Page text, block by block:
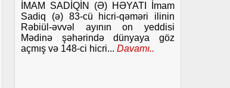
İMAM SADİQİN (Ə) HƏYATI İmam
Sadiq (ə) 83-cü hicri-qəməri ilinin
Rəbiül-əvvəl ayının on yeddisi
Mədinə şəhərində dünyaya göz
açmış və 148-ci hicri... Davamı..